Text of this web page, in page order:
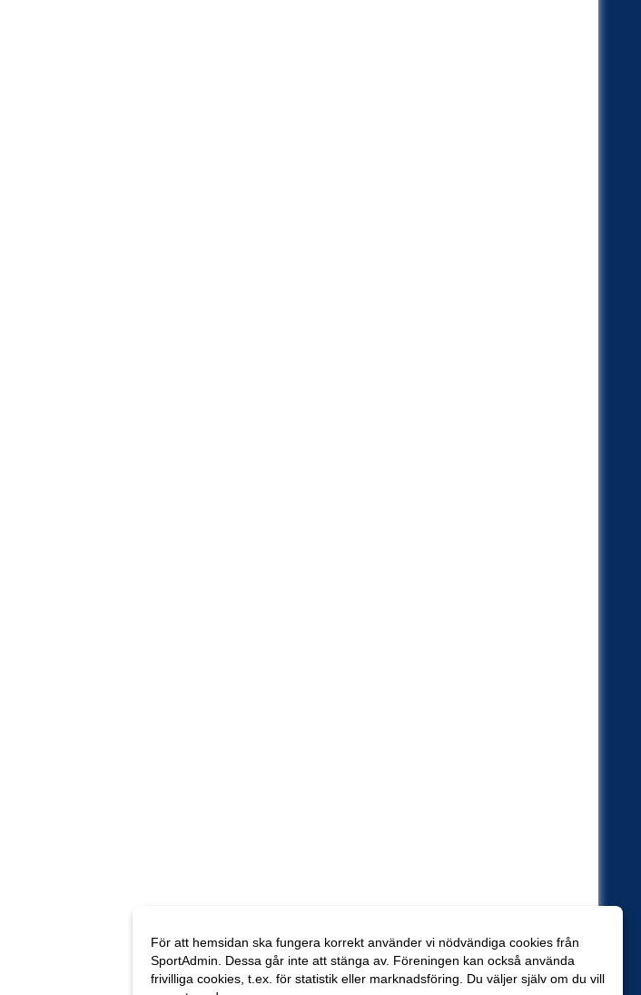
För att hemsidan ska fungera korrekt använder vi nödvändiga cookies från
SportAdmin. Dessa går inte att stänga av. Föreningen kan också använda
frivilliga cookies, t.ex. för statistik eller marknadsföring. Du väljer själv om du vill